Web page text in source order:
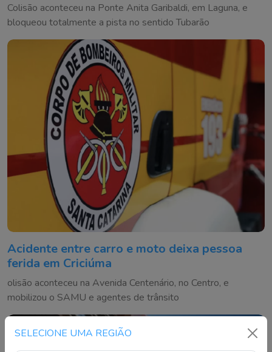
SELECIONE UMA REGIÃO
Colisão aconteceu na Ponte Anita Garibaldi, em Laguna, e
bloqueou totalmente a pista no sentido Tubarão
Acidente entre carro e moto deixa pessoa
ferida em Criciúma
olisão aconteceu na Avenida Centenário, no Centro, e
mobilizou o SAMU e agentes de trânsito